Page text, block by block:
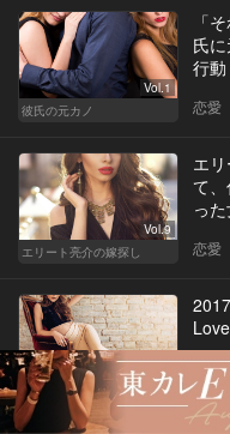
Vol.1
彼氏の元カノ
「
氏
行動
恋愛
Vol.9
エリート亮介の嫁探し
エ
て
っ
恋愛
Vol.15
男と女のLoveゲーム
恋愛